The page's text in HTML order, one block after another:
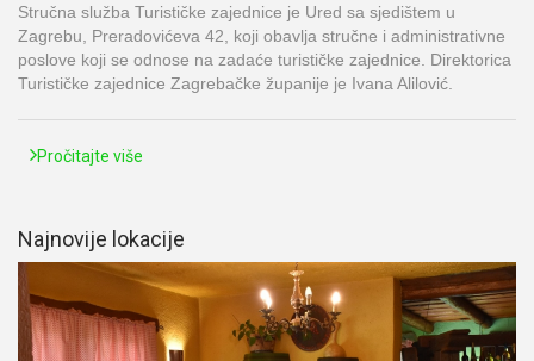
Stručna služba Turističke zajednice je Ured sa sjedištem u
Zagrebu, Preradovićeva 42, koji obavlja stručne i administrativne
poslove koji se odnose na zadaće turističke zajednice. Direktorica
Turističke zajednice Zagrebačke županije je Ivana Alilović.
Pročitajte više
Najnovije lokacije